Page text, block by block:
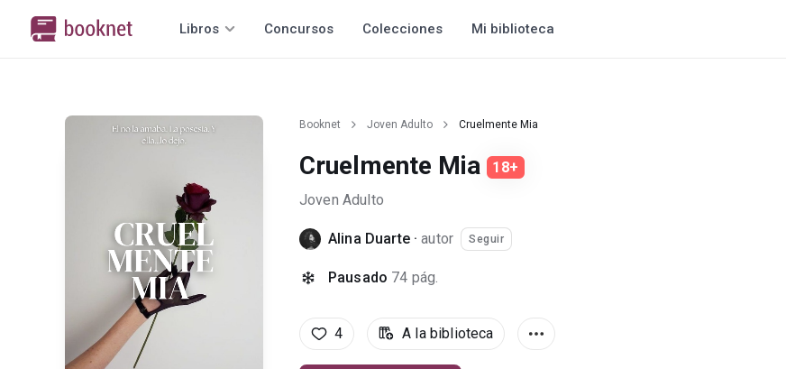
Libros Concursos Colecciones Mi biblioteca
Booknet Joven Adulto Cruelmente Mia
Cruelmente Mia
18+
Joven Adulto
Alina Duarte·autor Seguir
Pausado 74 pág.
4 A la biblioteca